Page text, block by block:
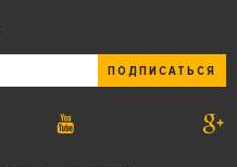
ПОДПИСАТЬСЯ